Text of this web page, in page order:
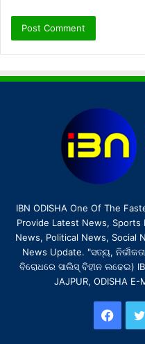
IBN ODISHA One Of The
Provide Latest News,
News, Political News, Social
News Update. "ସତ୍ୟ,
ବିରୋଧରେ ସାଲିସ୍ ବିହୀନ ଲଢେଇ)
JAJPUR, ODISHA